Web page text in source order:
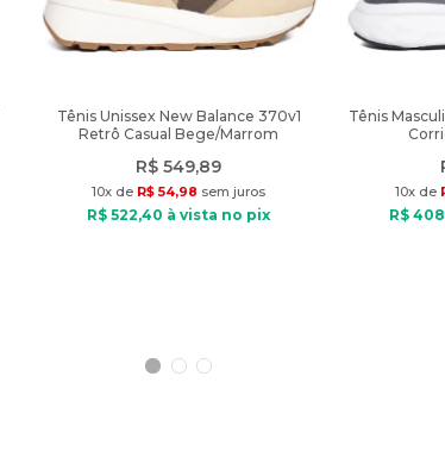
Tênis Unissex New Balance 370v1
Retrô Casual Bege/Marrom
R$ 549,89
10x de R$ 54,98 sem juros
R$ 522,40 à vista no pix
Tênis
10x de
R$ 408